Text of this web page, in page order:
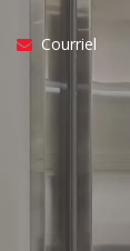
Courriel